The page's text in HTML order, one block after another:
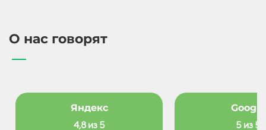
О нас говорят
Яндекс
4,8 из 5
Google
5 из 5